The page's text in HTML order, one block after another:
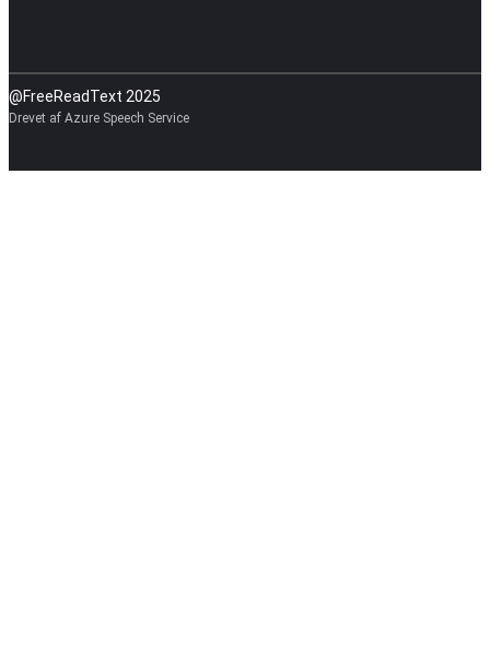
@FreeReadText 2025
Drevet af Azure Speech Service